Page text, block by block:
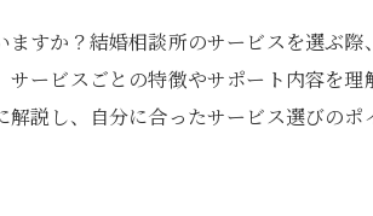
すか？結婚相談所のサービスを選ぶ
ービスごとの特徴やサポート内容を
説し、自分に合ったサービス選びの